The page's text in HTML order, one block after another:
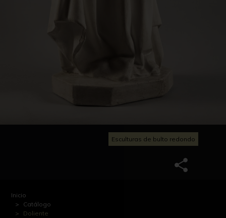
Esculturas de bulto redondo
Inicio
Catálogo
Doliente